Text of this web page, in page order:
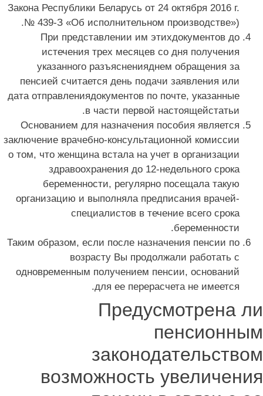
Закона Республики Беларусь от 24 октября 2016 г.
№ 439-З «Об исполнительном производстве»).
При представлении им этихдокументов до
истечения трех месяцев со дня получения
указанного разъясненияднем обращения за
пенсией считается день подачи заявления или
дата отправлениядокументов по почте, указанные
в части первой настоящейстатьи.
Основанием для назначения пособия является
заключение врачебно-консультационной комиссии
о том, что женщина встала на учет в организации
здравоохранения до 12-недельного срока
беременности, регулярно посещала такую
организацию и выполняла предписания врачей-
специалистов в течение всего срока
беременности.
Таким образом, если после назначения пенсии по
возрасту Вы продолжали работать с
одновременным получением пенсии, оснований
для ее перерасчета не имеется.
Предусмотрена
возможность